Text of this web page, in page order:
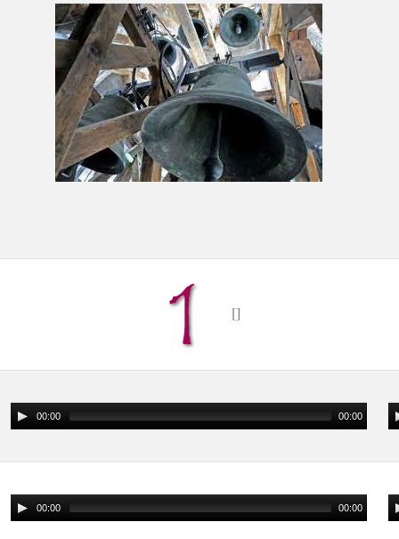
00:00 00:00
00:00 00:00